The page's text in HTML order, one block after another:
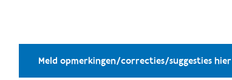
Meld opmerkingen/correcties/suggesties hier